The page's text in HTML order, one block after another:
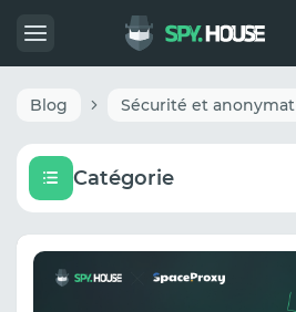
Blog Sécurité et anonymat
Catégorie